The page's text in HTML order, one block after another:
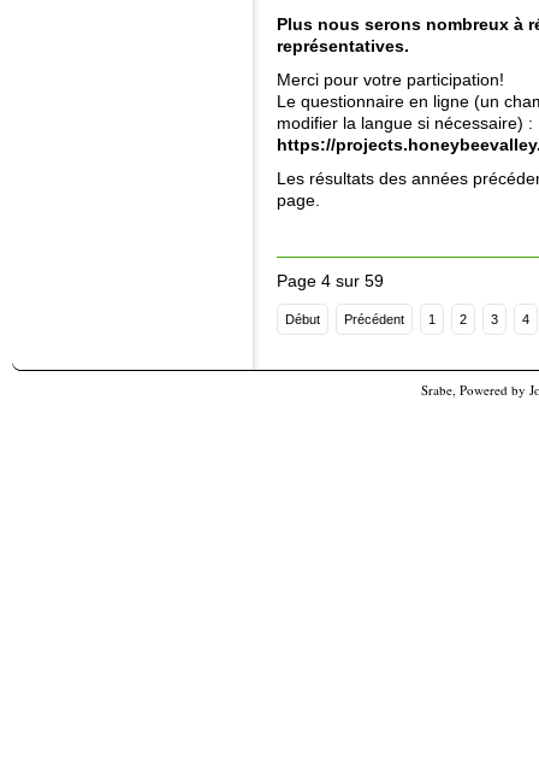
Plus nous serons nombreux à
représentatives.
Merci pour votre participation!
Le questionnaire en ligne (un
modifier la langue si nécessaire) :
https://
Les résultats des années
page.
Page 4 sur 59
Début Précédent 1 2 3 4
Srabe, Powered by